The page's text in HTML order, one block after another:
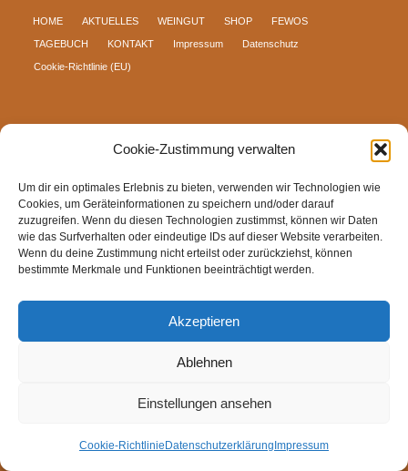
Cookie-Zustimmung verwalten
Um dir ein optimales Erlebnis zu bieten, verwenden wir Technologien wie
Cookies, um Geräteinformationen zu speichern und/oder darauf
zuzugreifen. Wenn du diesen Technologien zustimmst, können wir Daten
wie das Surfverhalten oder eindeutige IDs auf dieser Website verarbeiten.
Wenn du deine Zustimmung nicht erteilst oder zurückziehst, können
bestimmte Merkmale und Funktionen beeinträchtigt werden.
Akzeptieren
Ablehnen
Einstellungen ansehen
Cookie-Richtlinie Datenschutzerklärung Impressum
HOME AKTUELLES WEINGUT SHOP FEWOS
TAGEBUCH KONTAKT Impressum Datenschutz
Cookie-Richtlinie (EU)